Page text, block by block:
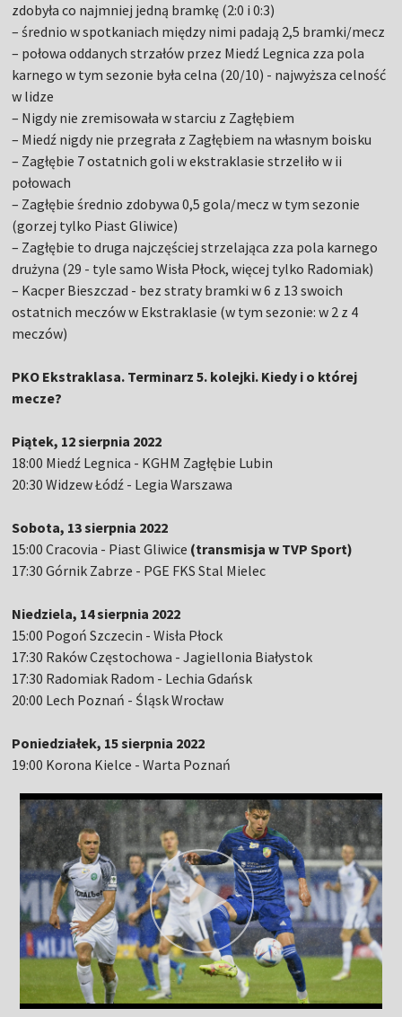
zdobyła co najmniej jedną bramkę (2:0 i 0:3)
– średnio w spotkaniach między nimi padają 2,5 bramki/mecz
– połowa oddanych strzałów przez Miedź Legnica zza pola
karnego w tym sezonie była celna (20/10) - najwyższa celność
w lidze
– Nigdy nie zremisowała w starciu z Zagłębiem
– Miedź nigdy nie przegrała z Zagłębiem na własnym boisku
– Zagłębie 7 ostatnich goli w ekstraklasie strzeliło w ii
połowach
– Zagłębie średnio zdobywa 0,5 gola/mecz w tym sezonie
(gorzej tylko Piast Gliwice)
– Zagłębie to druga najczęściej strzelająca zza pola karnego
drużyna (29 - tyle samo Wisła Płock, więcej tylko Radomiak)
– Kacper Bieszczad - bez straty bramki w 6 z 13 swoich
ostatnich meczów w Ekstraklasie (w tym sezonie: w 2 z 4
meczów)
PKO Ekstraklasa. Terminarz 5. kolejki. Kiedy i o której
mecze?
Piątek, 12 sierpnia 2022
18:00 Miedź Legnica - KGHM Zagłębie Lubin
20:30 Widzew Łódź - Legia Warszawa
Sobota, 13 sierpnia 2022
15:00 Cracovia - Piast Gliwice (transmisja w TVP Sport)
17:30 Górnik Zabrze - PGE FKS Stal Mielec
Niedziela, 14 sierpnia 2022
15:00 Pogoń Szczecin - Wisła Płock
17:30 Raków Częstochowa - Jagiellonia Białystok
17:30 Radomiak Radom - Lechia Gdańsk
20:00 Lech Poznań - Śląsk Wrocław
Poniedziałek, 15 sierpnia 2022
19:00 Korona Kielce - Warta Poznań